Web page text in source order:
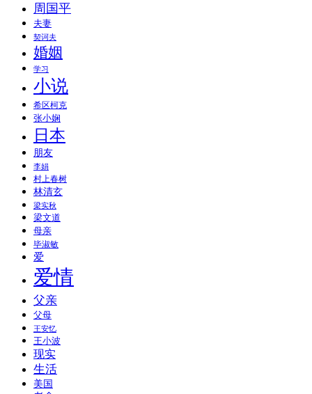
周国平
夫妻
契诃夫
婚姻
学习
小说
希区柯克
张小娴
日本
朋友
李娟
村上春树
林清玄
梁实秋
梁文道
母亲
毕淑敏
爱
爱情
父亲
父母
王安忆
王小波
现实
生活
美国